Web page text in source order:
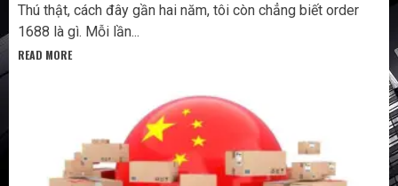
Thú thật, cách đây gần hai năm, tôi còn chẳng biết order
1688 là gì. Mỗi lần...
READ MORE